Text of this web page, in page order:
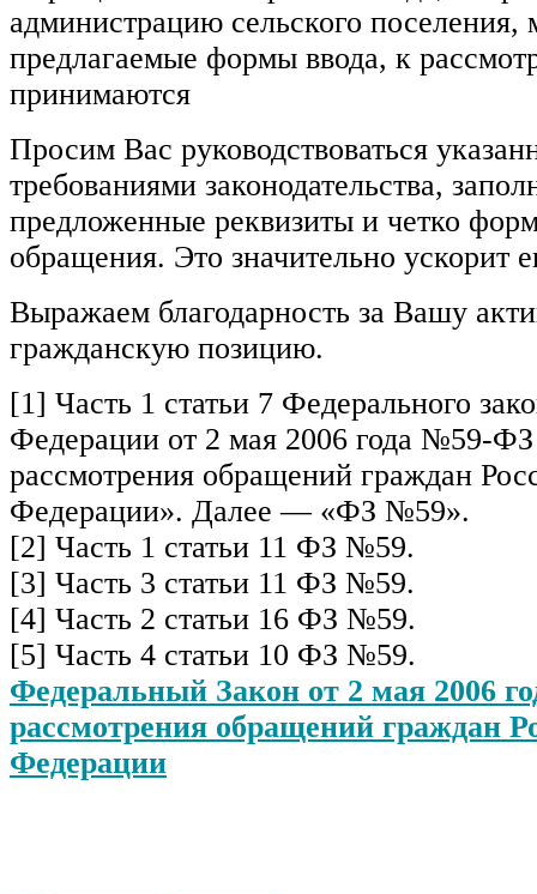
администрацию сельского поселения,
предлагаемые формы ввода, к
принимаются
Просим Вас руководствоваться
требованиями законодательства,
предложенные реквизиты и четко
обращения. Это значительно ускорит
Выражаем благодарность за Вашу
гражданскую позицию.
[1] Часть 1 статьи 7 Федерального
Федерации от 2 мая 2006 года №59-
рассмотрения обращений граждан
Федерации». Далее — «ФЗ №59».
[2] Часть 1 статьи 11 ФЗ №59.
[3] Часть 3 статьи 11 ФЗ №59.
[4] Часть 2 статьи 16 ФЗ №59.
[5] Часть 4 статьи 10 ФЗ №59.
Федеральный Закон от 2 мая 2006
рассмотрения обращений граждан
Федерации